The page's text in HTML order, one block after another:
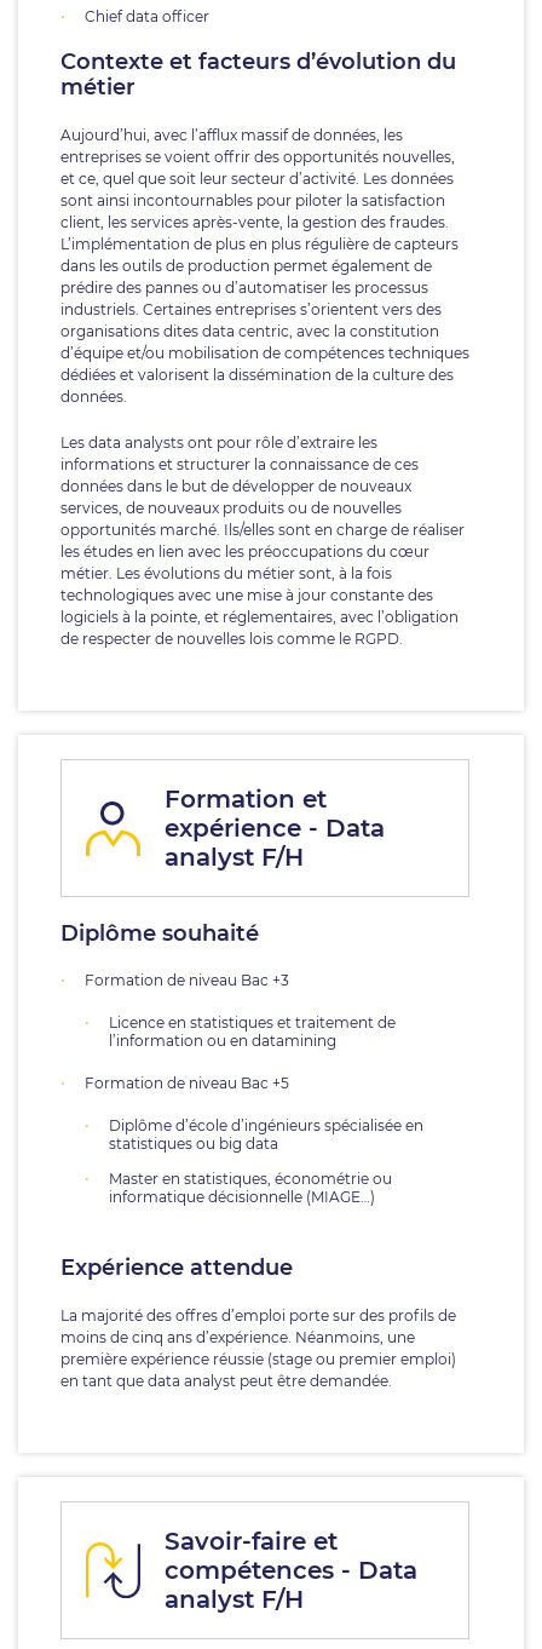
Chief data officer
Contexte et facteurs d’évolution du
métier
Aujourd’hui, avec l’afflux massif de données, les
entreprises se voient offrir des opportunités nouvelles,
et ce, quel que soit leur secteur d’activité. Les données
sont ainsi incontournables pour piloter la satisfaction
client, les services après-vente, la gestion des fraudes.
L’implémentation de plus en plus régulière de capteurs
dans les outils de production permet également de
prédire des pannes ou d’automatiser les processus
industriels. Certaines entreprises s’orientent vers des
organisations dites data centric, avec la constitution
d’équipe et/ou mobilisation de compétences techniques
dédiées et valorisent la dissémination de la culture des
données.
Les data analysts ont pour rôle d’extraire les
informations et structurer la connaissance de ces
données dans le but de développer de nouveaux
services, de nouveaux produits ou de nouvelles
opportunités marché. Ils/elles sont en charge de réaliser
les études en lien avec les préoccupations du cœur
métier. Les évolutions du métier sont, à la fois
technologiques avec une mise à jour constante des
logiciels à la pointe, et réglementaires, avec l’obligation
de respecter de nouvelles lois comme le RGPD.
Formation et
expérience - Data
analyst F/H
Diplôme souhaité
Formation de niveau Bac +3
Licence en statistiques et traitement de
l’information ou en datamining
Formation de niveau Bac +5
Diplôme d’école d’ingénieurs spécialisée en
statistiques ou big data
Master en statistiques, économétrie ou
informatique décisionnelle (MIAGE…)
Expérience attendue
La majorité des offres d’emploi porte sur des profils de
moins de cinq ans d’expérience. Néanmoins, une
première expérience réussie (stage ou premier emploi)
en tant que data analyst peut être demandée.
Savoir-faire et
compétences - Data
analyst F/H